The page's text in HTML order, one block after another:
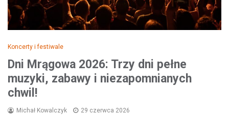
Koncerty i festiwale
Dni Mrągowa 2026: Trzy dni pełne
muzyki, zabawy i niezapomnianych
chwil!
Michał Kowalczyk 29 czerwca 2026